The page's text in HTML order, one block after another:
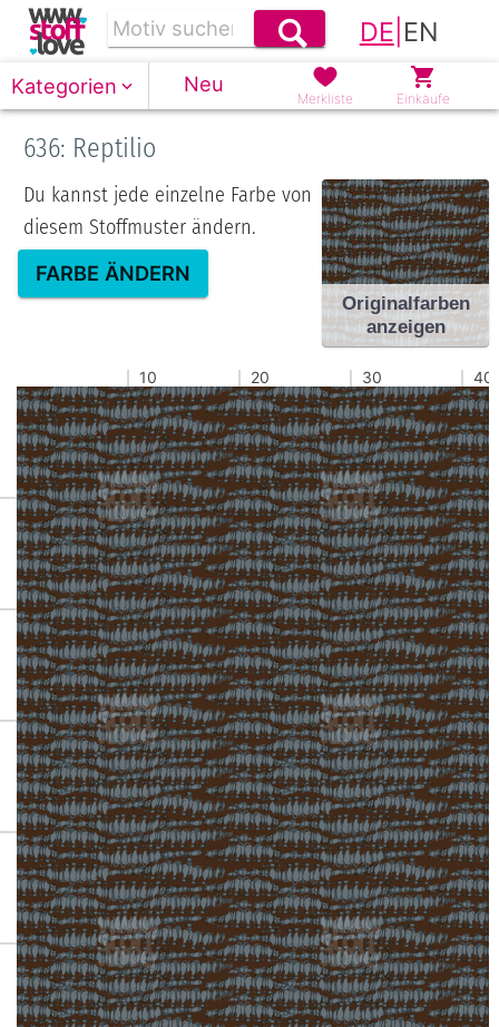
DE EN
Kategorien Neu
Merkliste Einkäufe
636: Reptilio
Du kannst jede einzelne Farbe von
diesem Stoffmuster ändern.
FARBE ÄNDERN
Originalfarben
anzeigen